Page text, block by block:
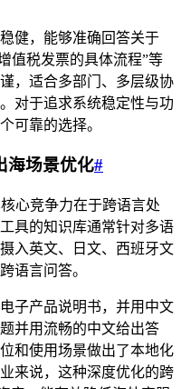
健，能够准确回答关于
值税发票的具体流程”等
，适合多部门、多层级协
对于追求系统稳定性与功
可靠的选择。
海场景优化#
心竞争力在于跨语言处
具的知识库通常针对多语
入英文、日文、西班牙文
语言问答。
子产品说明书，并用中文
并用流畅的中文给出答
和使用场景做出了本地化
来说，这种深度优化的跨